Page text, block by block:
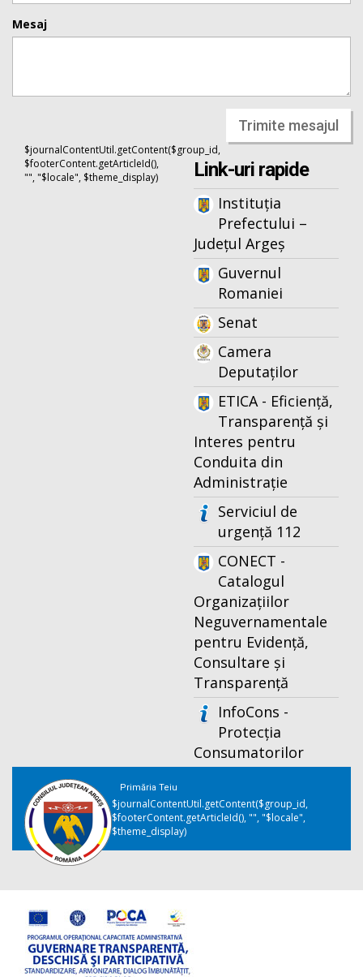
Mesaj
Trimite mesajul
$journalContentUtil.getContent($group_id,
$footerContent.getArticleId(),
"", "$locale", $theme_display)
Link-uri rapide
Instituția
Prefectului –
Județul Argeș
Guvernul
Romaniei
Senat
Camera
Deputaților
ETICA - Eficiență,
Transparență și
Interes pentru
Conduita din
Administrație
Serviciul de
urgență 112
CONECT -
Catalogul
Organizațiilor
Neguvernamentale
pentru Evidență,
Consultare și
Transparență
InfoCons -
Protecția
Consumatorilor
Primăria Teiu
$journalContentUtil.getContent($group_id,
$footerContent.getArticleId(), "", "$locale",
$theme_display)